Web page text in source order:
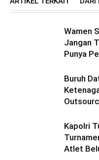
Wamen
Jangan
Punya
Buruh
Kapolri
Atlet